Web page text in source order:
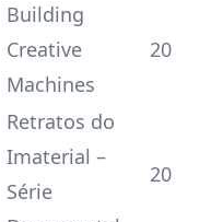
Building
Creative
Machines
20
Retratos do
Imaterial –
Série
20